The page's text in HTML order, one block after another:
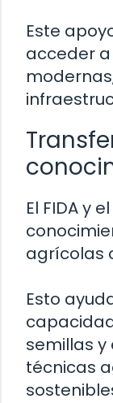
Este
acceder
El FIDA y
agrícolas
Esto
semillas
técnicas